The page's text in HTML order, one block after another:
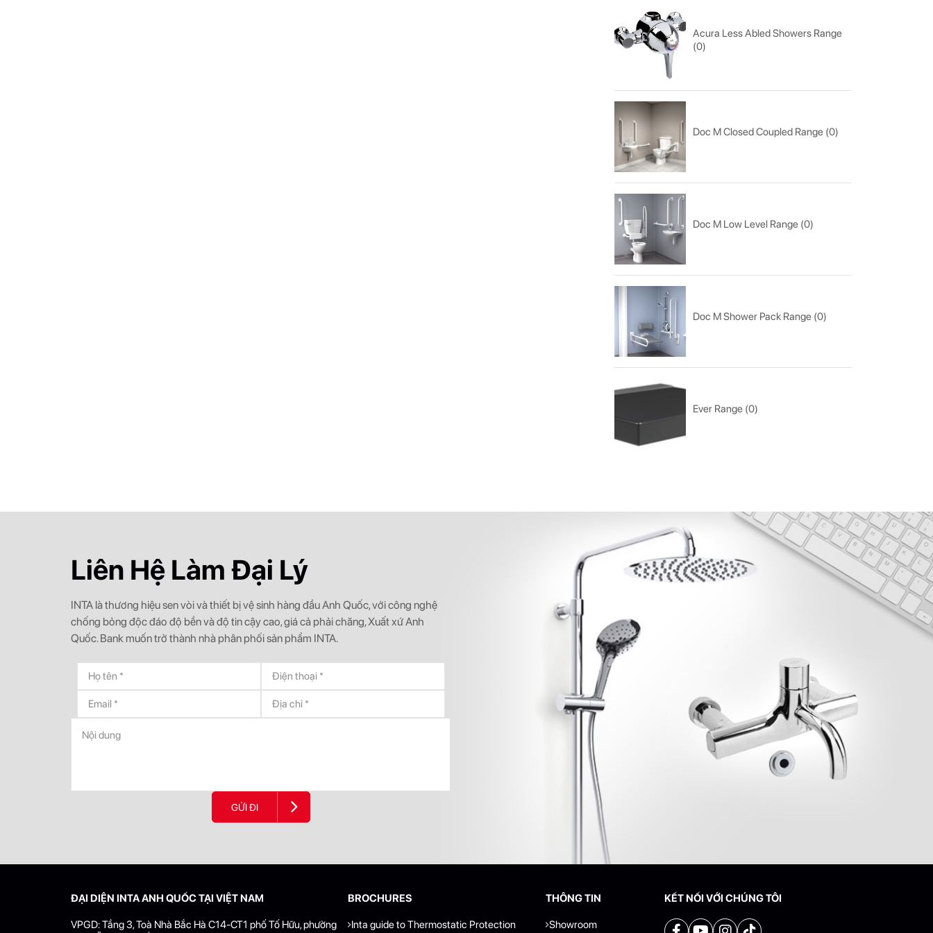
Acura Less Abled Showers Range
(0)
Doc M Closed Coupled Range (0)
Doc M Low Level Range (0)
Doc M Shower Pack Range (0)
Ever Range (0)
Liên Hệ Làm Đại Lý
INTA là thương hiệu sen vòi và thiết bị vệ sinh hàng đầu Anh Quốc, với công nghệ
chống bỏng độc đáo độ bền và độ tin cậy cao, giá cả phải chăng, Xuất xứ Anh
Quốc. Bank muốn trở thành nhà phân phối sản phẩm INTA.
GỬI ĐI
ĐẠI DIỆN INTA ANH QUỐC TẠI VIỆT NAM
VPGD: Tầng 3, Toà Nhà Bắc Hà C14-CT1 phố Tố Hữu, phường
BROCHURES
Inta guide to Thermostatic Protection
THÔNG TIN
Showroom
KẾT NỐI VỚI CHÚNG TÔI